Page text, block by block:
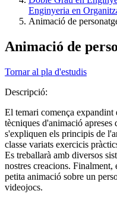
Enginyeria en
Animació de
Animació de
Tornar al pla d'estudis
Descripció:
El temari comença expandint
tècniques d'animació
s'expliquen els principis de
classe variats exercicis
Es treballarà amb diversos
nostres creacions. Finalment,
petita animació sobre un
videojocs.